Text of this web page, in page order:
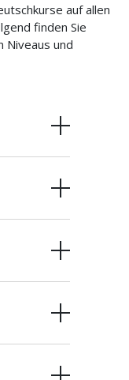
auf allen
finden Sie
Niveaus und